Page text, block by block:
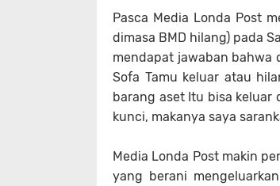
Pasca Media Londa Post
dimasa BMD hilang) pada
mendapat jawaban bahwa
Sofa Tamu keluar atau
barang aset Itu bisa keluar
kunci, makanya saya
Media Londa Post makin
yang berani